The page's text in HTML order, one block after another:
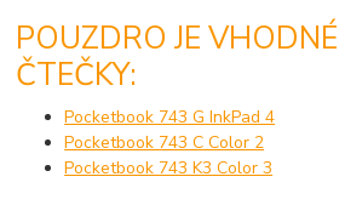
POUZDRO JE
ČTEČKY:
Pocketbook 743 G InkPad 4
Pocketbook 743 C Color 2
Pocketbook 743 K3 Color 3